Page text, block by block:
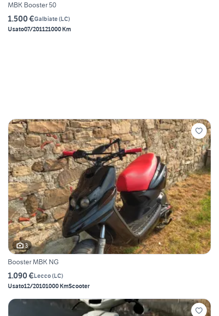
MBK Booster 50
1.500 €Galbiate(LC)
Usato07/201121000 Km
3
Booster MBK NG
1.090 €Lecco(LC)
Usato12/20101000 KmScooter